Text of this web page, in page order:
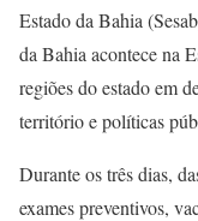
Estado da Bahia
da Bahia acontece na
regiões do estado em
território e políticas
Durante os três dias,
exames preventivos,